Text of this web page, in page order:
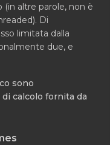
altre parole, non è
Di
limitata dalla
due, e
sono
calcolo fornita da